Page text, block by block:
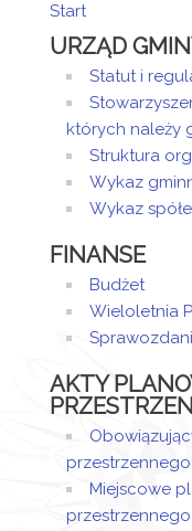
Start
URZĄD
Statut i
których należy
Struktura
Wykaz
Wykaz
FINANSE
Budżet
Wieloletnia
AKTY
przestrzennego
Miejscowe
przestrzennego